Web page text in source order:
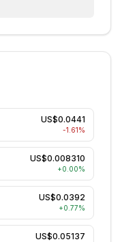
US$0.0441
-1.61%
US$0.008310
+0.00%
US$0.0392
+0.77%
US$0.05137